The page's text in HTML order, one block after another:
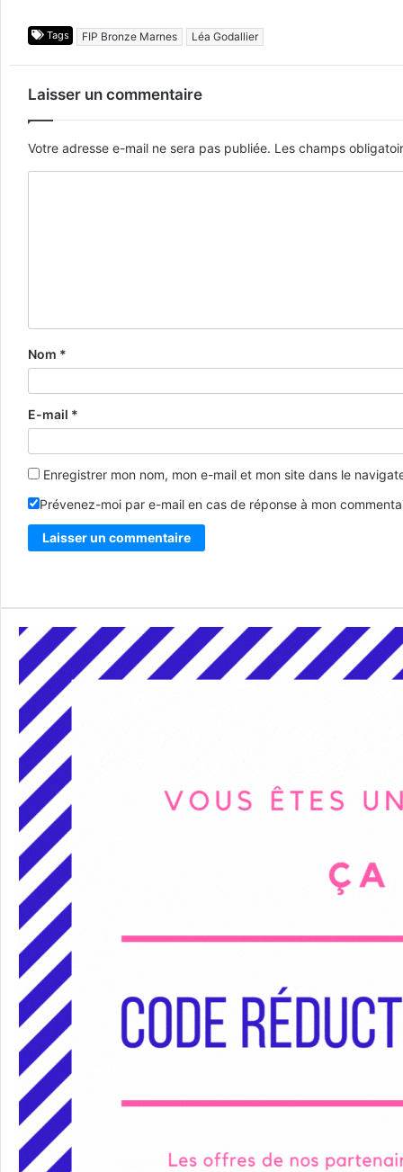
Tags FIP Bronze Marnes Léa Godallier
Laisser un commentaire
Votre adresse e-mail ne sera pas publiée. Les champs
Nom *
E-mail *
Enregistrer mon nom, mon e-mail et mon site dans le
Prévenez-moi par e-mail en cas de réponse à mon